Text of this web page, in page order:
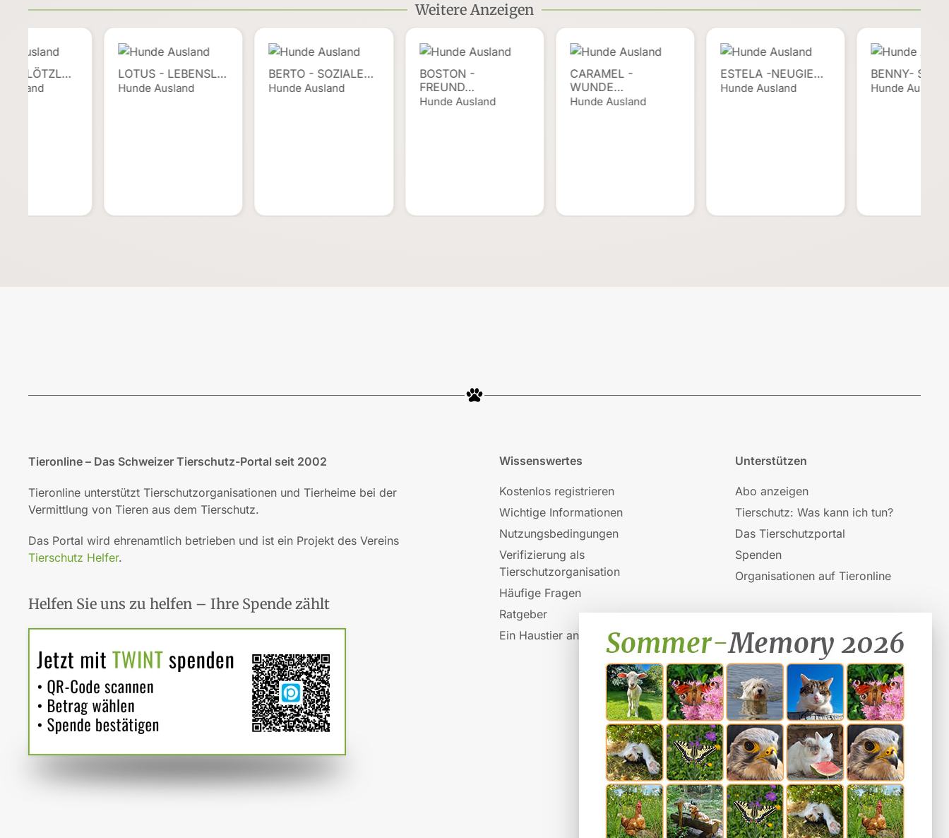
Weitere Anzeigen
LOTUS - LEBENSL…
Hunde Ausland
BERTO - SOZIALE…
Hunde Ausland
BOSTON -
FREUND…
Hunde Ausland
CARAMEL -
WUNDE…
Hunde Ausland
ESTELA -NEUGIE…
Hunde Ausland
BENNY-
Hunde Ausland
PLÖTZL…
Ausland
Tieronline – Das Schweizer Tierschutz-Portal seit 2002
Tieronline unterstützt Tierschutzorganisationen und Tierheime bei der
Vermittlung von Tieren aus dem Tierschutz.
Das Portal wird ehrenamtlich betrieben und ist ein Projekt des Vereins
Tierschutz Helfer.
Helfen Sie uns zu helfen – Ihre Spende zählt
Wissenswertes
Kostenlos registrieren
Wichtige Informationen
Nutzungsbedingungen
Verifizierung als
Tierschutzorganisation
Häufige Fragen
Ratgeber
Ein Haustier anschaffen
Unterstützen
Abo anzeigen
Tierschutz: Was kann ich tun?
Das Tierschutzportal
Spenden
Organisationen auf Tieronline